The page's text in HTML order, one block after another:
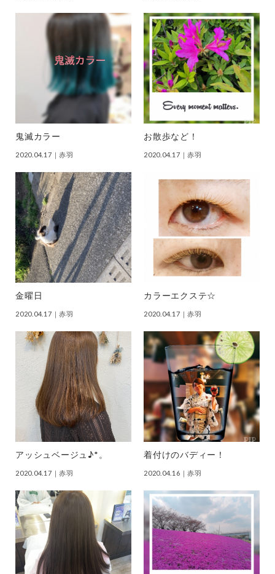
鬼滅カラー
2020.04.17 ｜赤羽
お散歩など！
2020.04.17 ｜赤羽
金曜日
2020.04.17 ｜赤羽
カラーエクステ☆
2020.04.17 ｜赤羽
アッシュベージュ♪*。
2020.04.17 ｜赤羽
着付けのバディー！
2020.04.16 ｜赤羽